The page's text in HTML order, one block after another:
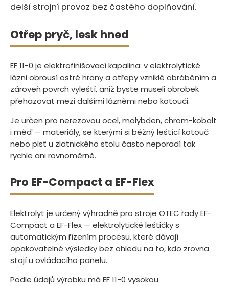
delší strojní provoz bez častého doplňování.
Otřep pryč, lesk hned
EF 11-0 je elektrofinišovací kapalina: v elektrolytické
lázni obrousí ostré hrany a otřepy vzniklé obráběním a
zároveň povrch vyleští, aniž byste museli obrobek
přehazovat mezi dalšími lázněmi nebo kotouči.
Je určen pro nerezovou ocel, molybden, chrom-kobalt
i měď — materiály, se kterými si běžný leštící kotouč
nebo plsť u zlatnického stolu často neporadí tak
rychle ani rovnoměrně.
Pro EF-Compact a EF-Flex
Elektrolyt je určený výhradně pro stroje OTEC řady EF-
Compact a EF-Flex — elektrolytické leštičky s
automatickým řízením procesu, které dávají
opakovatelné výsledky bez ohledu na to, kdo zrovna
stojí u ovládacího panelu.
Podle údajů výrobku má EF 11-0 vysokou